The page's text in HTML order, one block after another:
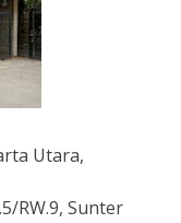
Utara,
RW.9, Sunter